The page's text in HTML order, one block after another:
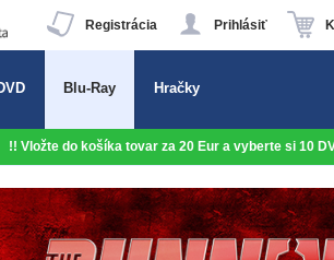
Prihlásiť
Registrácia
Blu-Ray Hračky
!! Vložte do košíka tovar za 20 Eur a vyberte si 10